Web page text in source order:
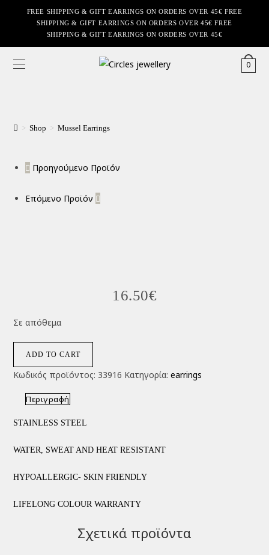
FREE SHIPPING & GIFT EARRINGS ON ORDERS OVER 45€ FREE
SHIPPING & GIFT EARRINGS ON ORDERS OVER 45€ FREE
SHIPPING & GIFT EARRINGS ON ORDERS OVER 45€
0
> Shop > Mussel Earrings
Προηγούμενο Προϊόν
Επόμενο Προϊόν
16.50€
Σε απόθεμα
ADD TO CART
Κωδικός προϊόντος:33916 Κατηγορία:earrings
Περιγραφή
STAINLESS STEEL
WATER, SWEAT AND HEAT RESISTANT
HYPOALLERGIC- SKIN FRIENDLY
LIFELONG COLOUR WARRANTY
Σχετικά προϊόντα